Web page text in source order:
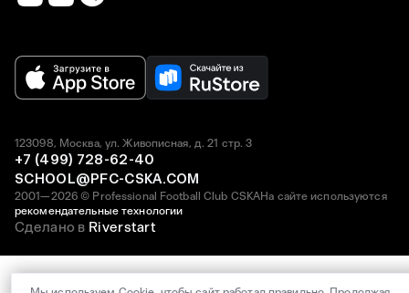
2001—2026 © Professional Football Club CSKAНа сайте используются
рекомендательные технологии
123098, Москва, ул. Живописная, д. 21 стр. 3
+7 (499) 728-62-40
SCHOOL@PFC-CSKA.COM
Сделано в Riverstart